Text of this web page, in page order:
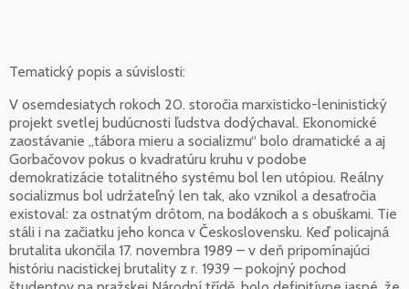
Tematický popis a súvislosti:
V osemdesiatych rokoch 20. storočia marxisticko-leninistický
projekt svetlej budúcnosti ľudstva dodýchaval. Ekonomické
zaostávanie „tábora mieru a socializmu“ bolo dramatické a aj
Gorbačovov pokus o kvadratúru kruhu v podobe
demokratizácie totalitného systému bol len utópiou. Reálny
socializmus bol udržateľný len tak, ako vznikol a desaťročia
existoval: za ostnatým drôtom, na bodákoch a s obuškami. Tie
stáli i na začiatku jeho konca v Československu. Keď policajná
brutalita ukončila 17. novembra 1989 – v deň pripomínajúci
históriu nacistickej brutality z r. 1939 – pokojný pochod